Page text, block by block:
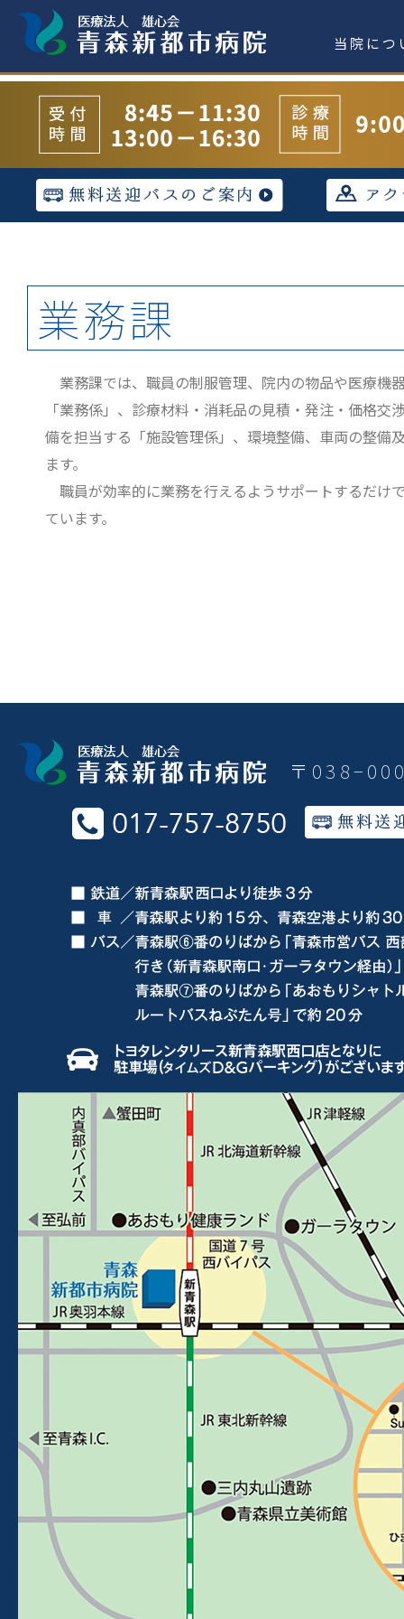
当院につ
業務課
業務課では、職員の制服管理、院内の物品や医療機
「業務係」、診療材料・消耗品の見積・発注・価格
備を担当する「施設管理係」、環境整備、車両の整備
ます。
職員が効率的に業務を行えるようサポートするだけ
ています。
〒